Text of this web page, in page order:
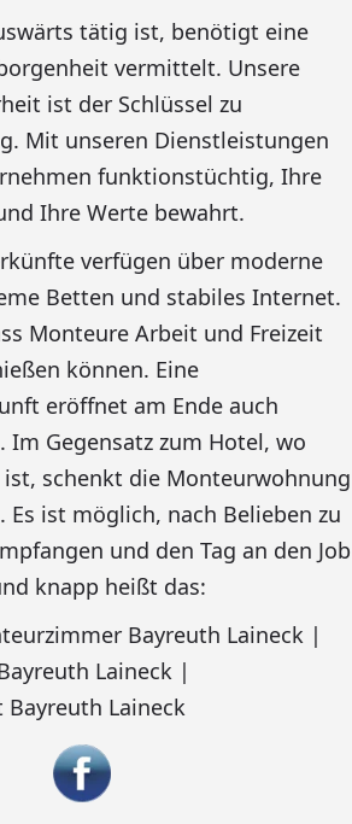
tätig ist, benötigt eine
vermittelt. Unsere
ist der Schlüssel zu
Mit unseren Dienstleistungen
funktionstüchtig, Ihre
Ihre Werte bewahrt.
verfügen über moderne
Betten und stabiles Internet.
Monteure Arbeit und Freizeit
können. Eine
eröffnet am Ende auch
Gegensatz zum Hotel, wo
ist, schenkt die Monteurwohnung
ist möglich, nach Belieben zu
und den Tag an den Job
knapp heißt das:
Bayreuth Laineck |
Laineck |
Laineck